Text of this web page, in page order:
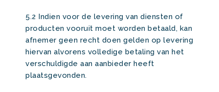
5.2 Indien voor de levering van diensten of
producten vooruit moet worden betaald, kan
afnemer geen recht doen gelden op levering
hiervan alvorens volledige betaling van het
verschuldigde aan aanbieder heeft
plaatsgevonden.